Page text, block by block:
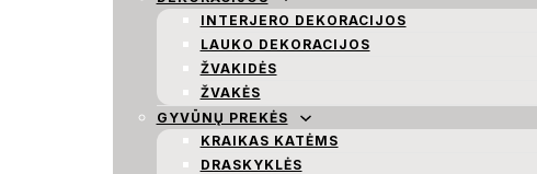
INTERJERO DEKORACIJOS
LAUKO DEKORACIJOS
ŽVAKIDĖS
ŽVAKĖS
GYVŪNŲ PREKĖS
KRAIKAS KATĖMS
DRASKYKLĖS